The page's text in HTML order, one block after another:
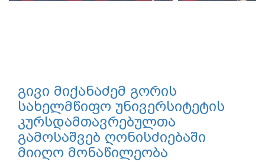
გივი მიქანაძემ გორის
სახელმწიფო უნივერსიტეტის
კურსდამთავრებულთა
გამოსაშვებ ღონისძიებაში
მიიღო მონაწილეობა